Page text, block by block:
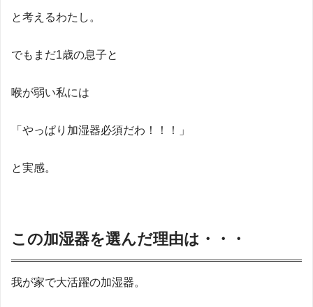
と考えるわたし。
でもまだ1歳の息子と
喉が弱い私には
「やっぱり加湿器必須だわ！！！」
と実感。
この加湿器を選んだ理由は・・・
我が家で大活躍の加湿器。